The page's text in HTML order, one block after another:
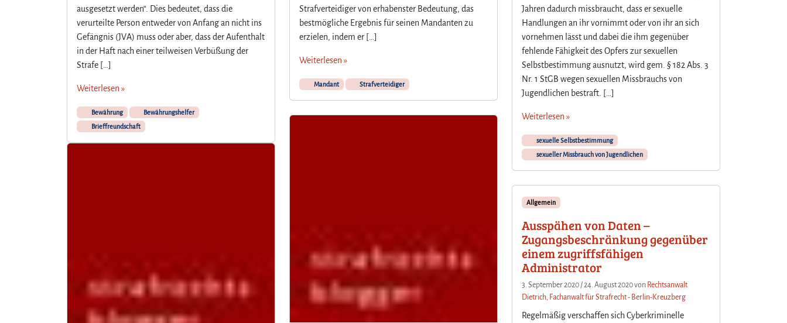
ausgesetzt werden“. Dies bedeutet, dass die
verurteilte Person entweder von Anfang an nicht ins
Gefängnis (JVA) muss oder aber, dass der Aufenthalt
in der Haft nach einer teilweisen Verbüßung der
Strafe […]
Weiterlesen »
Bewährung
Bewährungshelfer
Brieffreundschaft
Strafverteidiger von erhabenster Bedeutung, das
bestmögliche Ergebnis für seinen Mandanten zu
erzielen, indem er […]
Weiterlesen »
Mandant Strafverteidiger
Jahren dadurch missbraucht, dass er sexuelle
Handlungen an ihr vornimmt oder von ihr an sich
vornehmen lässt und dabei die ihm gegenüber
fehlende Fähigkeit des Opfers zur sexuellen
Selbstbestimmung ausnutzt, wird gem. § 182 Abs. 3
Nr. 1 StGB wegen sexuellen Missbrauchs von
Jugendlichen bestraft. […]
Weiterlesen »
sexuelle Selbstbestimmung
sexueller Missbrauch von Jugendlichen
Allgemein
Ausspähen von Daten –
Zugangsbeschränkung gegenüber
einem zugriffsfähigen
Administrator
3. September 2020 /24. August 2020von Rechtsanwalt
Dietrich, Fachanwalt für Strafrecht - Berlin-Kreuzberg
Regelmäßig verschaffen sich Cyberkriminelle